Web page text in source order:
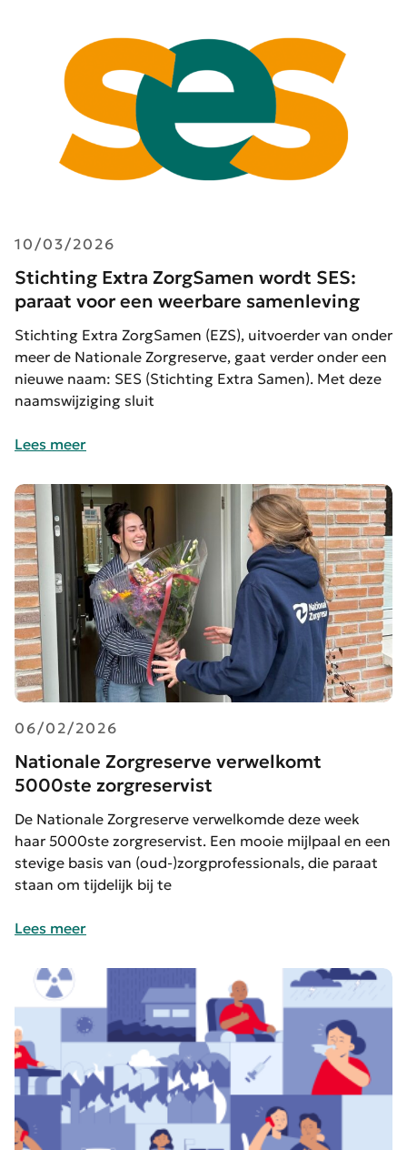
10/03/2026
Stichting Extra ZorgSamen wordt SES:
paraat voor een weerbare samenleving
Stichting Extra ZorgSamen (EZS), uitvoerder van onder
meer de Nationale Zorgreserve, gaat verder onder een
nieuwe naam: SES (Stichting Extra Samen). Met deze
naamswijziging sluit
Lees meer
06/02/2026
Nationale Zorgreserve verwelkomt
5000ste zorgreservist
De Nationale Zorgreserve verwelkomde deze week
haar 5000ste zorgreservist. Een mooie mijlpaal en een
stevige basis van (oud-)zorgprofessionals, die paraat
staan om tijdelijk bij te
Lees meer